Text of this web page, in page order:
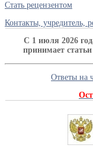
Стать рецензентом
Контакты, учредитель,
C 1 июля 2026
принимает
Ответы на